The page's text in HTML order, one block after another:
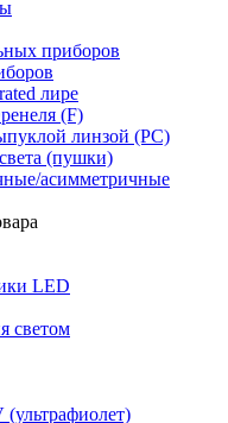
приборов
лире
(F)
линзой (PC)
(пушки)
асимметричные
LED
светом